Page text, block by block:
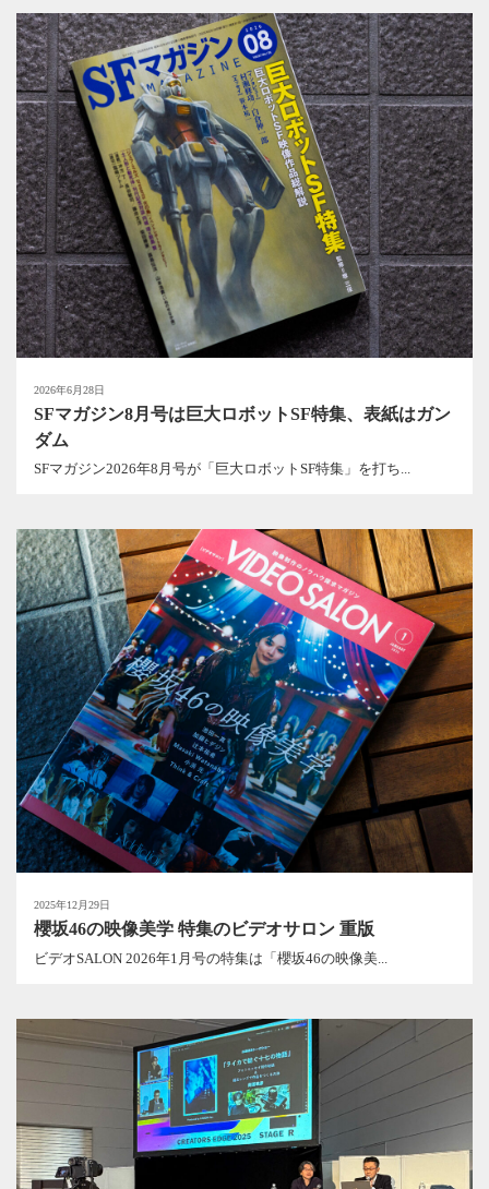
2026年6月28日
SFマガジン8月号は巨大ロボットSF特集、表紙はガン
ダム
SFマガジン2026年8月号が「巨大ロボットSF特集」を打ち...
2025年12月29日
櫻坂46の映像美学 特集のビデオサロン 重版
ビデオSALON 2026年1月号の特集は「櫻坂46の映像美...